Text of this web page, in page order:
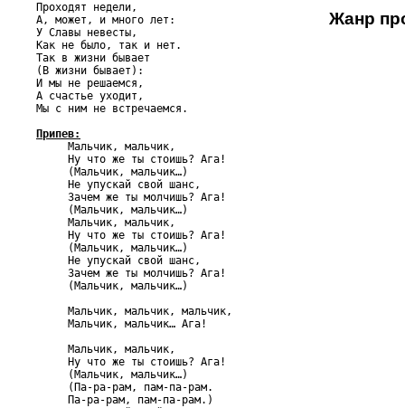
Проходят недели,
А, может, и много лет:
У Славы невесты,
Как не было, так и нет.
Так в жизни бывает
(В жизни бывает):
И мы не решаемся,
А счастье уходит,
Мы с ним не встречаемся.
Припев:
Мальчик, мальчик,
     Ну что же ты стоишь? Ага!
     (Мальчик, мальчик…)
     Не упускай свой шанс,
     Зачем же ты молчишь? Ага!
     (Мальчик, мальчик…)
     Мальчик, мальчик,
     Ну что же ты стоишь? Ага!
     (Мальчик, мальчик…)
     Не упускай свой шанс,
     Зачем же ты молчишь? Ага!
     (Мальчик, мальчик…)
     Мальчик, мальчик, мальчик,
     Мальчик, мальчик… Ага!
     Мальчик, мальчик,
     Ну что же ты стоишь? Ага!
     (Мальчик, мальчик…)
     (Па-ра-рам, пам-па-рам.
     Па-ра-рам, пам-па-рам.)
Жанр